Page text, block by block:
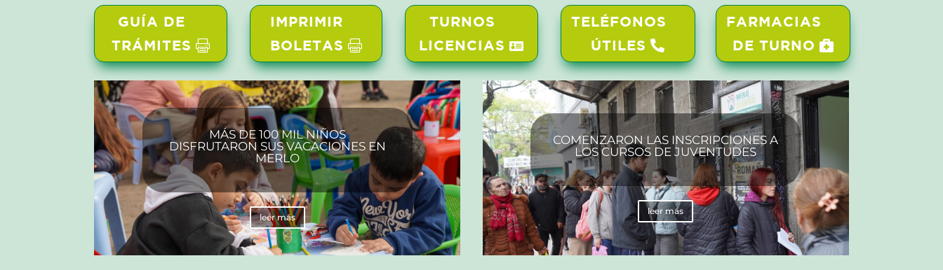
GUÍA DE
TRÁMITES
IMPRIMIR
BOLETAS
TURNOS
LICENCIAS
TELÉFONOS
ÚTILES
FARMACIAS
DE TURNO
MÁS DE 100 MIL NIÑOS
DISFRUTARON SUS VACACIONES EN
MERLO
leer más
COMENZARON LAS INSCRIPCIONES A
LOS CURSOS DE JUVENTUDES
leer más